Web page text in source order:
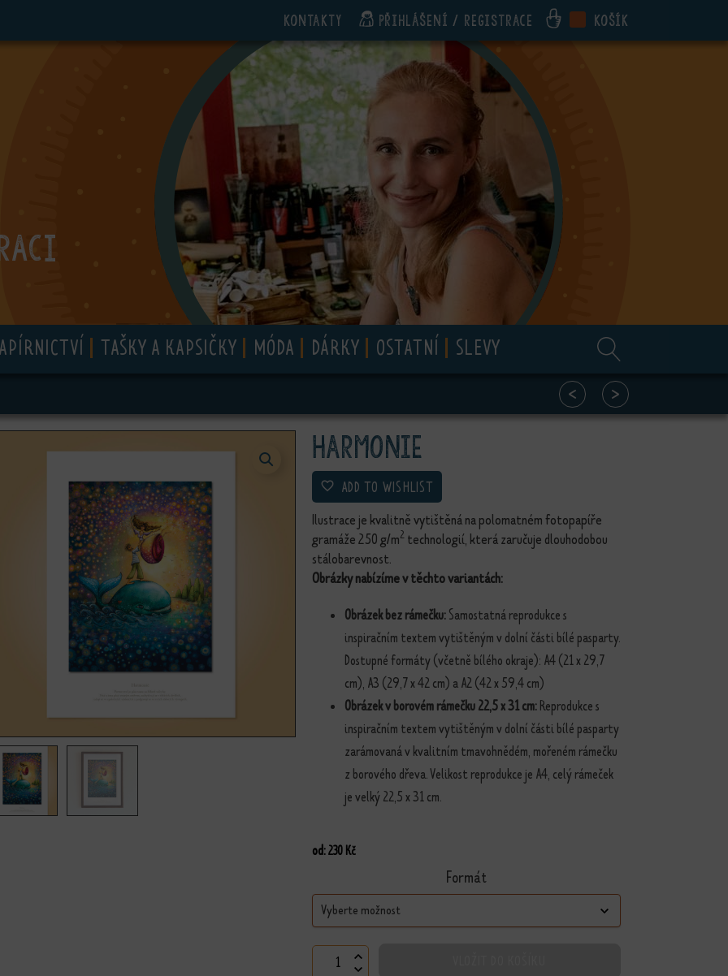
Kontakty Přihlášení / registrace Košík
TAŠKY A KAPSIČKY MÓDA DÁRKY OSTATNÍ SLEVY
< >
Harmonie
ADD TO WISHLIST
Ilustrace je kvalitně vytištěná na polomatném fotopapíře
gramáže 250 g/m2 technologií, která zaručuje dlouhodobou
stálobarevnost.
Obrázky nabízíme v těchto variantách:
Obrázek bez rámečku:Samostatná reprodukce s
inspiračním textem vytištěným v dolní části bílé pasparty.
Dostupné formáty (včetně bílého okraje): A4 (21 x 29,7
cm), A3 (29,7 x 42 cm) a A2 (42 x 59,4 cm)
Obrázek v borovém rámečku 22,5 x 31 cm:Reprodukce s
inspiračním textem vytištěným v dolní části bílé pasparty
zarámovaná v kvalitním tmavohnědém, mořeném rámečku
z borového dřeva. Velikost reprodukce je A4, celý rámeček
je velký 22,5 x 31 cm.
od:230 Kč
Formát
Harmonie množství